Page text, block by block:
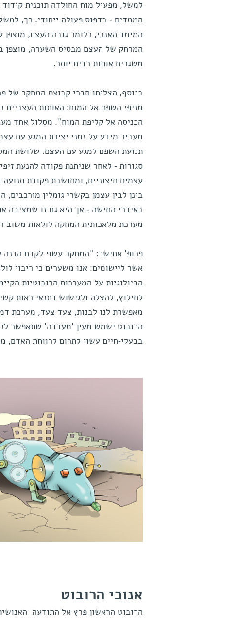
למשל, מפעיל מוח החולדה תוכנית
הממדים - בדפוס פעולה ייחודי. כך,
המימד האנכי, כלומר גובה העצם,
המרחק של העצם מבסיס השערה, מוצפן
משגרים אותות רבים יותר.
בנוסף, הצליחו חברי קבוצת המחקר של
מזיפי השפם אל המוח: האותות
הכניסה אל קליפת המוח". מסלול אחד
מעביר מידע על זמני יצירת המגע עם
תנועת השפם למגע עם העצם. שלושת
סגורות - לאחר שניתנת פקודה להנעת
עצמים חיצוניים, ומחושבת פקודת
בינן לבין עצמן בקשרי גומלין
באיברי החישה - אך היא גם זו שמציבה
מערכת מלאכותית המחקה לולאות משוב
פרופ' אחישר: "המחקר עשוי לקדם הבנה
אשר ליישומים: אנו משערים כי ריבוי
הביולוגיות על המערכות הרובוטיות
לחילוץ, להצלה ולגישוש בתנאי ראות
מאפשרת לנו לבנות, צעד צעד, מערכת
הרובוט ישמש מעין 'מעבדה' שתאפשר
בבעלי-חיים עשוי לתרום לרווחת האדם,
אנוכי הרובוט